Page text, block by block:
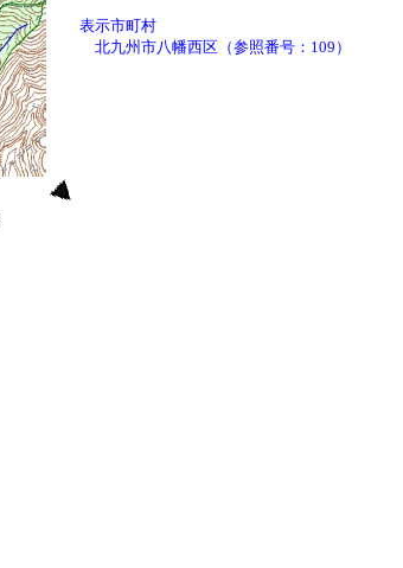
表示市町村
北九州市八幡西区（参照番号：109）